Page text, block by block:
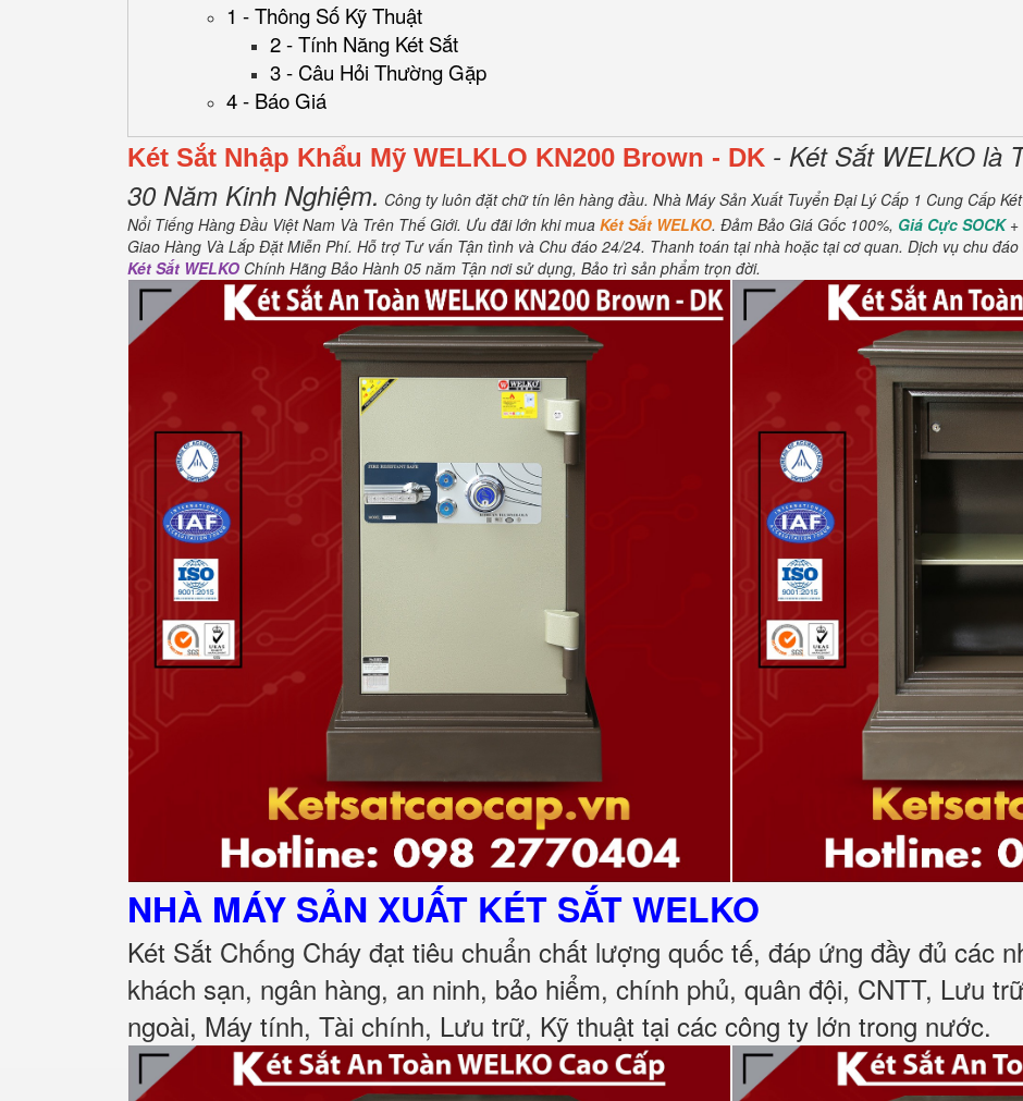
1 - Thông Số Kỹ Thuật
2 - Tính Năng Két Sắt
3 - Câu Hỏi Thường Gặp
4 - Báo Giá
Két Sắt Nhập Khẩu Mỹ WELKLO KN200 Brown - DK - Két Sắt WELKO là
30 Năm Kinh Nghiệm. Công ty luôn đặt chữ tín lên hàng đầu. Nhà Máy Sản Xuất Tuyển Đại Lý Cấp 1 Cung Cấp
Nổi Tiếng Hàng Đầu Việt Nam Và Trên Thế Giới. Ưu đãi lớn khi mua Két Sắt WELKO. Đảm Bảo Giá Gốc 100%, Giá Cực SOCK+
Giao Hàng Và Lắp Đặt Miễn Phí. Hỗ trợ Tư vấn Tận tình và Chu đáo 24/24. Thanh toán tại nhà hoặc tại cơ quan. Dịch vụ chu
Két Sắt WELKO Chính Hãng Bảo Hành 05 năm Tận nơi sử dụng, Bảo trì sản phẩm trọn đời.
NHÀ MÁY SẢN XUẤT KÉT SẮTWELKO
Két Sắt Chống Cháy đạt tiêu chuẩn chất lượng quốc tế, đáp ứng đầy đủ các
khách sạn, ngân hàng, an ninh, bảo hiểm, chính phủ, quân đội, CNTT, Lưu
ngoài, Máy tính, Tài chính, Lưu trữ, Kỹ thuật tại các công ty lớn trong nước.